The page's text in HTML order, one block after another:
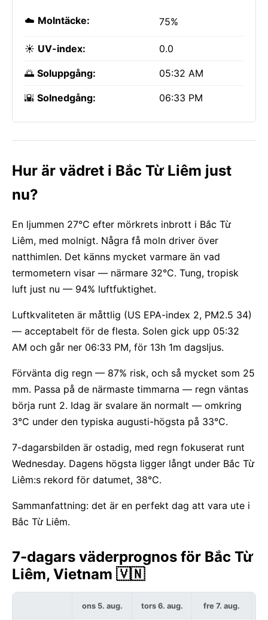
☁️ Molntäcke: 75%
☀️ UV-index: 0.0
🌅 Soluppgång: 05:32 AM
🌇 Solnedgång: 06:33 PM
Hur är vädret i Bắc Từ Liêm just
nu?
En ljummen 27°C efter mörkrets inbrott i Bắc Từ
Liêm, med molnigt. Några få moln driver över
natthimlen. Det känns mycket varmare än vad
termometern visar — närmare 32°C. Tung, tropisk
luft just nu — 94% luftfuktighet.
Luftkvaliteten är måttlig (US EPA-index 2, PM2.5 34)
— acceptabelt för de flesta. Solen gick upp 05:32
AM och går ner 06:33 PM, för 13h 1m dagsljus.
Förvänta dig regn — 87% risk, och så mycket som 25
mm. Passa på de närmaste timmarna — regn väntas
börja runt 2. Idag är svalare än normalt — omkring
3°C under den typiska augusti-högsta på 33°C.
7-dagarsbilden är ostadig, med regn fokuserat runt
Wednesday. Dagens högsta ligger långt under Bắc Từ
Liêm:s rekord för datumet, 38°C.
Sammanfattning: det är en perfekt dag att vara ute i
Bắc Từ Liêm.
7-dagars väderprognos för Bắc Từ
Liêm, Vietnam 🇻🇳
ons 5. aug. tors 6. aug. fre 7. aug.